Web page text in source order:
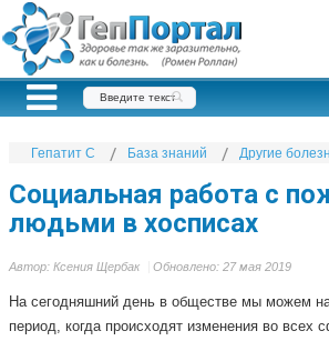
Гепатит С База знаний Другие
Социальная работа с
людьми в хосписах
Автор: Ксения Щербак Обновлено: 27 мая 2019
На сегодняшний день в обществе мы можем
период, когда происходят изменения во всех